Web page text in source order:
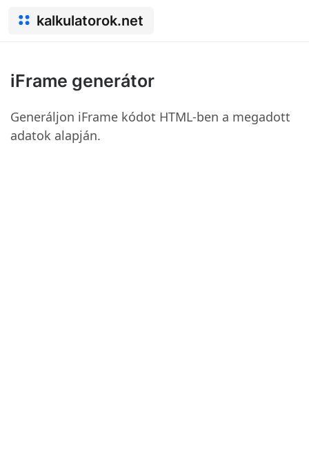
kalkulatorok.net
iFrame generátor
Generáljon iFrame kódot HTML-ben a megadott
adatok alapján.